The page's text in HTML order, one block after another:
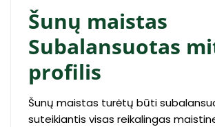
Šunų maistas
Subalansuotas
profilis
Šunų maistas turėtų būti
suteikiantis visas reikalingas